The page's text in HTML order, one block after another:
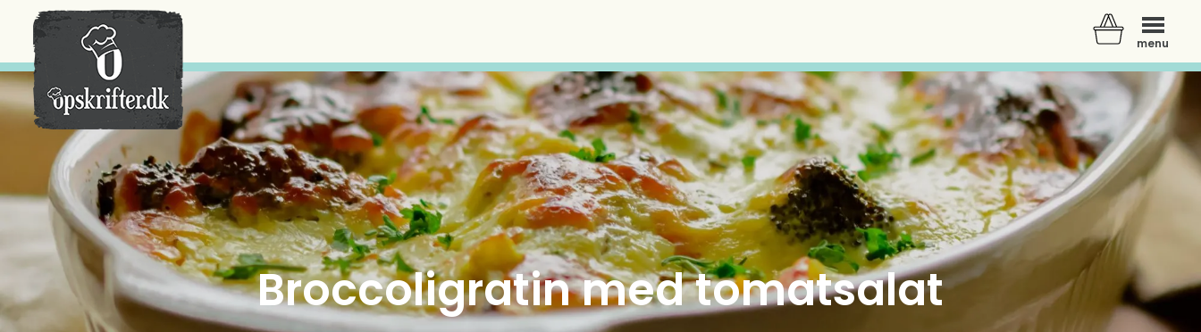
menu
Der er ingen varer i din kurv.
Broccoligratin med tomatsalat